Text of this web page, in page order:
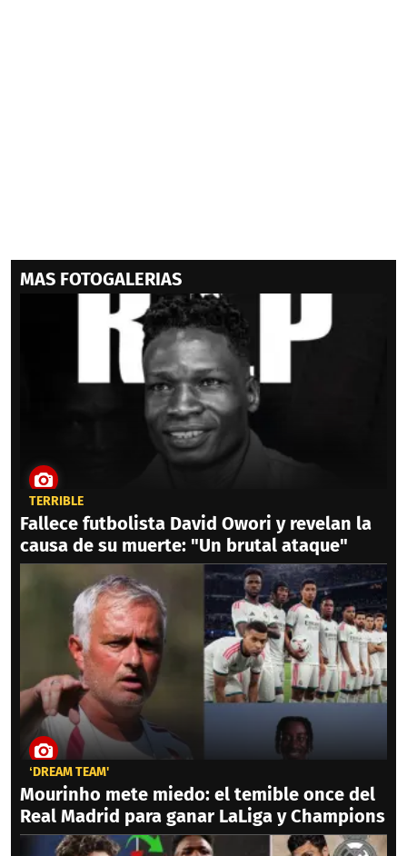
MAS FOTOGALERIAS
TERRIBLE
Fallece futbolista David Owori y revelan la
causa de su muerte: "Un brutal ataque"
‘DREAM TEAM'
Mourinho mete miedo: el temible once del
Real Madrid para ganar LaLiga y Champions